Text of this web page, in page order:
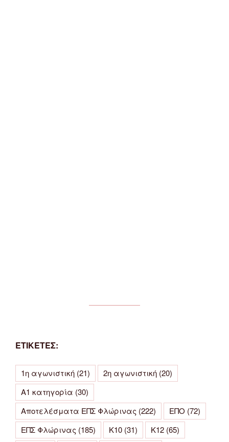
ΕΤΙΚΕΤΕΣ:
1η αγωνιστική (21) 2η αγωνιστική (20)
Α1 κατηγορία (30)
Αποτελέσματα ΕΠΣ Φλώρινας (222) ΕΠΟ (72)
ΕΠΣ Φλώρινας (185) Κ10 (31) Κ12 (65)